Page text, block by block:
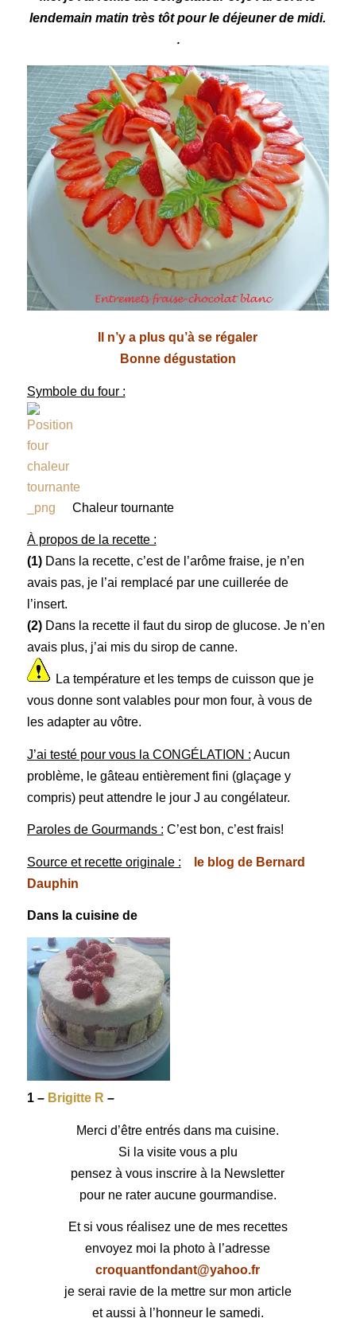
lendemain matin très tôt pour le déjeuner de midi.
.
Il n’y a plus qu’à se régaler
Bonne dégustation
Symbole du four :
Chaleur tournante
À propos de la recette :
(1)Dans la recette, c’est de l’arôme fraise, je n’en
avais pas, je l’ai remplacé par une cuillerée de
l’insert.
(2)Dans la recette il faut du sirop de glucose. Je n’en
avais plus, j’ai mis du sirop de canne.
La température et les temps de cuisson que je
vous donne sont valables pour mon four, à vous de
les adapter au vôtre.
J’ai testé pour vous la CONGÉLATION : Aucun
problème, le gâteau entièrement fini (glaçage y
compris) peut attendre le jour J au congélateur.
Paroles de Gourmands : C’est bon, c’est frais!
Source et recette originale :
le blog de Bernard
Dauphin
Dans la cuisine de
1 – Brigitte R –
Merci d’être entrés dans ma cuisine.
Si la visite vous a plu
pensez à vous inscrire à la Newsletter
pour ne rater aucune gourmandise.
Et si vous réalisez une de mes recettes
envoyez moi la photo à l’adresse
croquantfondant@yahoo.fr
je serai ravie de la mettre sur mon article
et aussi à l’honneur le samedi.